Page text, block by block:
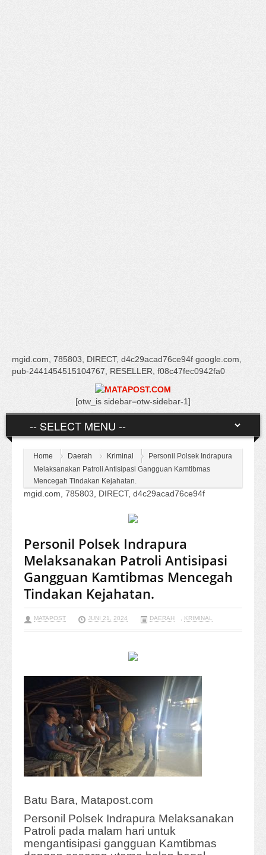
mgid.com, 785803, DIRECT, d4c29acad76ce94f google.com,
pub-2441454515104767, RESELLER, f08c47fec0942fa0
[otw_is sidebar=otw-sidebar-1]
Home Daerah Kriminal
Personil Polsek Indrapura
Melaksanakan Patroli Antisipasi Gangguan Kamtibmas
Mencegah Tindakan Kejahatan.
mgid.com, 785803, DIRECT, d4c29acad76ce94f
Personil Polsek Indrapura
Melaksanakan Patroli Antisipasi
Gangguan Kamtibmas Mencegah
Tindakan Kejahatan.
MATAPOST JUNI 21, 2024 DAERAH , KRIMINAL
Batu Bara, Matapost.com
Personil Polsek Indrapura Melaksanakan
Patroli pada malam hari untuk
mengantisipasi gangguan Kamtibmas